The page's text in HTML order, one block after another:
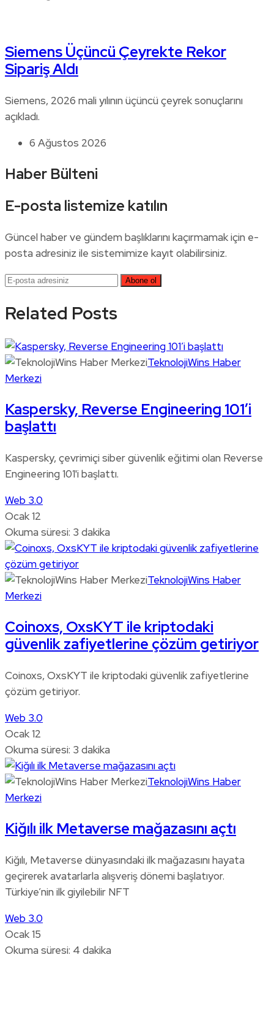
Siemens Üçüncü Çeyrekte Rekor
Sipariş Aldı
Siemens, 2026 mali yılının üçüncü çeyrek sonuçlarını
açıkladı.
6 Ağustos 2026
Haber Bülteni
E-posta listemize katılın
Güncel haber ve gündem başlıklarını kaçırmamak için e-
posta adresiniz ile sistemimize kayıt olabilirsiniz.
Related Posts
TeknolojiWins Haber
Merkezi
Kaspersky, Reverse Engineering 101’i
başlattı
Kaspersky, çevrimiçi siber güvenlik eğitimi olan Reverse
Engineering 101'i başlattı.
Web 3.0
Ocak 12
Okuma süresi: 3 dakika
TeknolojiWins Haber
Merkezi
Coinoxs, OxsKYT ile kriptodaki
güvenlik zafiyetlerine çözüm getiriyor
Coinoxs, OxsKYT ile kriptodaki güvenlik zafiyetlerine
çözüm getiriyor.
Web 3.0
Ocak 12
Okuma süresi: 3 dakika
TeknolojiWins Haber
Merkezi
Kiğılı ilk Metaverse mağazasını açtı
Kiğılı, Metaverse dünyasındaki ilk mağazasını hayata
geçirerek avatarlarla alışveriş dönemi başlatıyor.
Türkiye’nin ilk giyilebilir NFT
Web 3.0
Ocak 15
Okuma süresi: 4 dakika